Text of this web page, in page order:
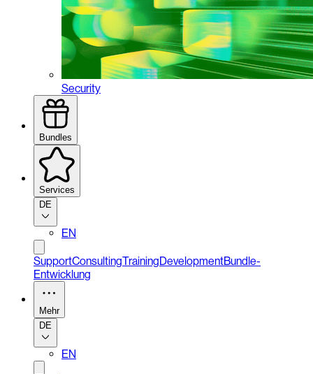
Security
Bundles
Services
DE
EN
SupportConsultingTrainingDevelopmentBundle-
Entwicklung
Mehr
DE
EN